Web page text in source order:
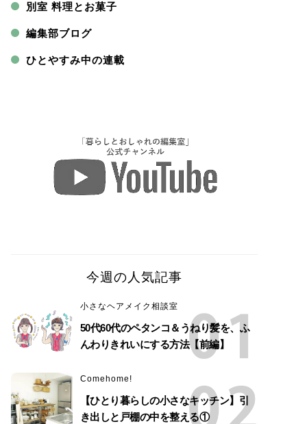
別室 料理とお菓子
編集部ブログ
ひとやすみ中の連載
今週の人気記事
小さなヘアメイク相談室
50代60代のペタンコ＆うねり髪を、ふ
んわりきれいにする方法【前編】
Comehome!
【ひとり暮らしの小さなキッチン】引
き出しと戸棚の中を整える①